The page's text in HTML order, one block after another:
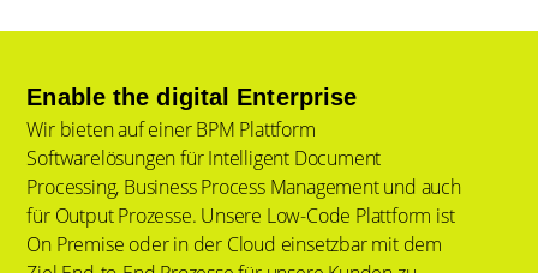
Enable the digital Enterprise
Wir bieten auf einer BPM Plattform
Softwarelösungen für Intelligent Document
Processing, Business Process Management und auch
für Output Prozesse. Unsere Low-Code Plattform ist
On Premise oder in der Cloud einsetzbar mit dem